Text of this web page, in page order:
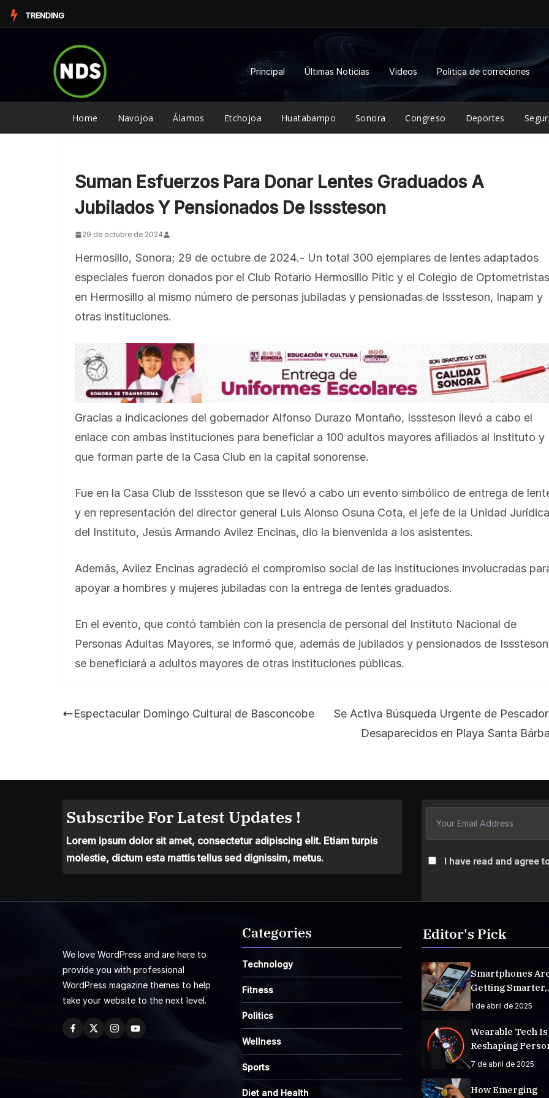
Saltar
al
TRENDING
Principal Últimas Noticias Videos Politica de correciones
Home Navojoa Álamos Etchojoa Huatabampo Sonora Congreso Deportes
Suman Esfuerzos Para Donar Lentes Graduados A
Jubilados Y Pensionados De Isssteson
29 de octubre de 2024
Hermosillo, Sonora; 29 de octubre de 2024.- Un total 300 ejemplares de lentes adaptados
especiales fueron donados por el Club Rotario Hermosillo Pitic y el Colegio de Optometristas
en Hermosillo al mismo número de personas jubiladas y pensionadas de Isssteson, Inapam y
otras instituciones.
Gracias a indicaciones del gobernador Alfonso Durazo Montaño, Isssteson llevó a cabo el
enlace con ambas instituciones para beneficiar a 100 adultos mayores afiliados al Instituto y
que forman parte de la Casa Club en la capital sonorense.
Fue en la Casa Club de Isssteson que se llevó a cabo un evento simbólico de entrega de
y en representación del director general Luis Alonso Osuna Cota, el jefe de la Unidad Jurídica
del Instituto, Jesús Armando Avilez Encinas, dio la bienvenida a los asistentes.
Además, Avilez Encinas agradeció el compromiso social de las instituciones involucradas
apoyar a hombres y mujeres jubiladas con la entrega de lentes graduados.
En el evento, que contó también con la presencia de personal del Instituto Nacional de
Personas Adultas Mayores, se informó que, además de jubilados y pensionados de
se beneficiará a adultos mayores de otras instituciones públicas.
Espectacular Domingo Cultural de Basconcobe
Se Activa Búsqueda Urgente de
Desaparecidos en Playa Santa
Subscribe For Latest Updates !
Lorem ipsum dolor sit amet, consectetur adipiscing elit. Etiam turpis
molestie, dictum esta mattis tellus sed dignissim, metus.
I have read and agree
We love WordPress and are here to
provide you with professional
WordPress magazine themes to help
take your website to the next level.
Categories
Technology
Fitness
Politics
Wellness
Sports
Diet and Health
Editor's Pick
Smartphones
Getting Smarter,
Integrating AI
1 de abril de 2025
Wearable Tech Is
Reshaping
Fitness Tracking
7 de abril de 2025
How Emerging